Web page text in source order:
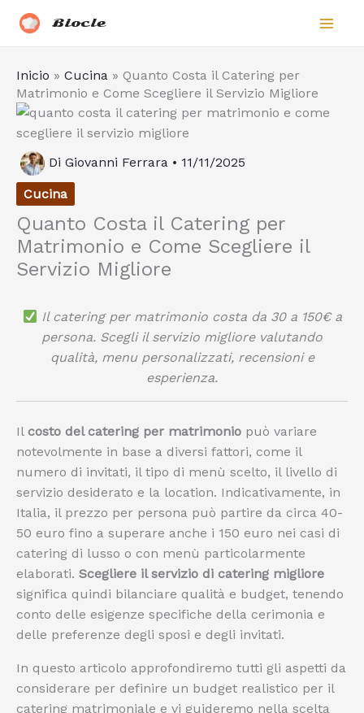
Biocle
Inicio » Cucina » Quanto Costa il Catering per
Matrimonio e Come Scegliere il Servizio Migliore
Di Giovanni Ferrara • 11/11/2025
Cucina
Quanto Costa il Catering per
Matrimonio e Come Scegliere il
Servizio Migliore
Il catering per matrimonio costa da 30 a 150€ a
persona. Scegli il servizio migliore valutando
qualità, menu personalizzati, recensioni e
esperienza.
Il costo del catering per matrimonio può variare
notevolmente in base a diversi fattori, come il
numero di invitati, il tipo di menù scelto, il livello di
servizio desiderato e la location. Indicativamente, in
Italia, il prezzo per persona può partire da circa 40-
50 euro fino a superare anche i 150 euro nei casi di
catering di lusso o con menù particolarmente
elaborati. Scegliere il servizio di catering migliore
significa quindi bilanciare qualità e budget, tenendo
conto delle esigenze specifiche della cerimonia e
delle preferenze degli sposi e degli invitati.
In questo articolo approfondiremo tutti gli aspetti da
considerare per definire un budget realistico per il
catering matrimoniale e vi guideremo nella scelta